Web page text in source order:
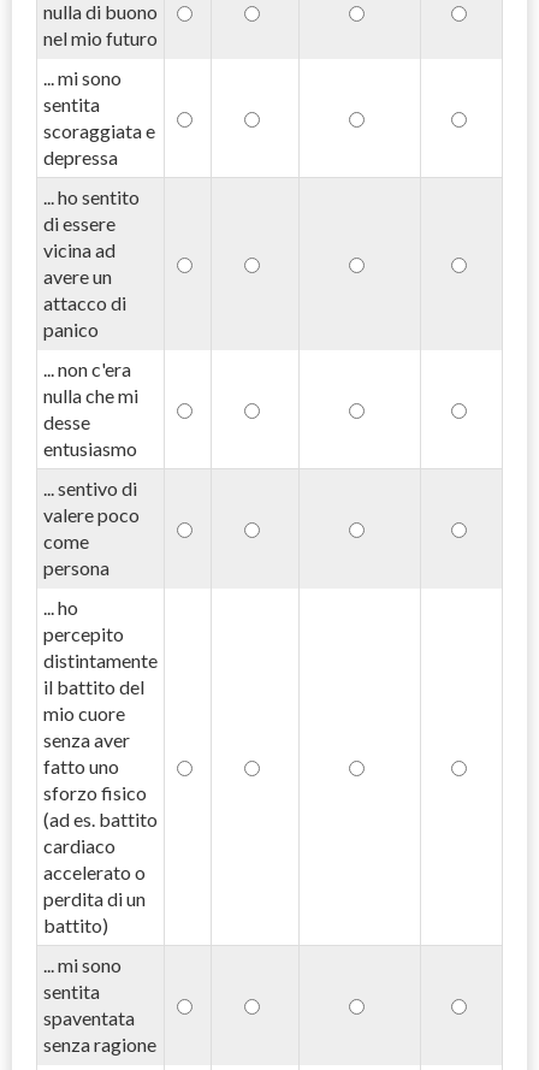
nulla di buono
nel mio futuro
... mi sono
sentita
scoraggiata e
depressa
... ho sentito
di essere
vicina ad
avere un
attacco di
panico
... non c'era
nulla che mi
desse
entusiasmo
... sentivo di
valere poco
come
persona
... ho
percepito
distintamente
il battito del
mio cuore
senza aver
fatto uno
sforzo fisico
(ad es. battito
cardiaco
accelerato o
perdita di un
battito)
... mi sono
sentita
spaventata
senza ragione